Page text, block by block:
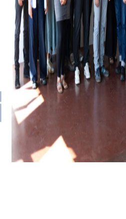
Umspannwerk Vattenfall
Am Spreebord, Berlin